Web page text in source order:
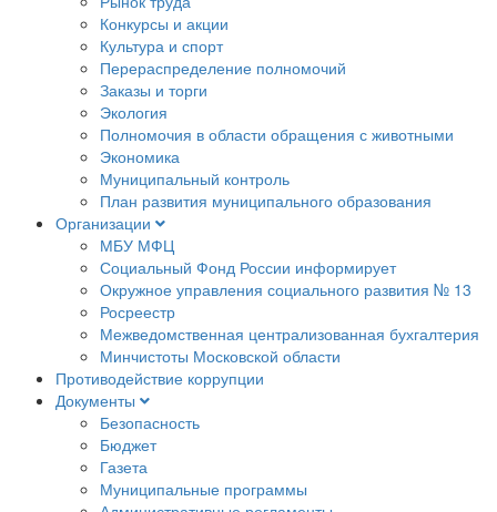
Конкурсы и акции
Культура и спорт
Перераспределение полномочий
Заказы и торги
Экология
Полномочия в области обращения с животными
Экономика
Муниципальный контроль
План развития муниципального образования
Организации
МБУ МФЦ
Социальный Фонд России информирует
Окружное управления социального развития № 13
Росреестр
Межведомственная централизованная бухгалтерия
Минчистоты Московской области
Противодействие коррупции
Документы
Безопасность
Бюджет
Газета
Муниципальные программы